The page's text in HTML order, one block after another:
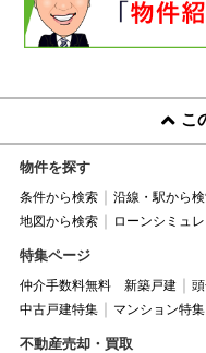
こ
物件を探す
条件から検索 沿線・駅から
地図から検索
ローンシミュ
特集ページ
仲介手数料無料 新築戸建
中古戸建特集
マンション特集
不動産売却・買取